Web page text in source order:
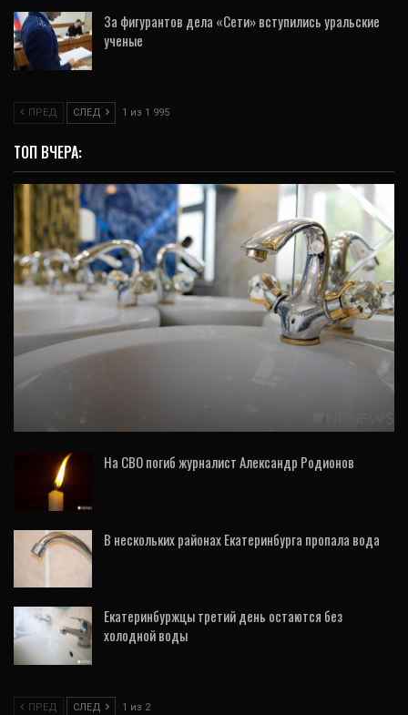
За фигурантов дела «Сети» вступились уральские
ученые
ПРЕД СЛЕД 1 из 1 995
ТОП ВЧЕРА:
На СВО погиб журналист Александр Родионов
В нескольких районах Екатеринбурга пропала вода
Екатеринбуржцы третий день остаются без
холодной воды
ПРЕД СЛЕД 1 из 2